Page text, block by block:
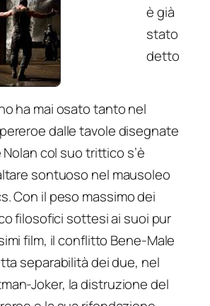
è già
stato
detto
ha mai osato tanto nel
dalle tavole disegnate
col suo trittico s’è
sontuoso nel mausoleo
Con il peso massimo dei
filosofici sottesi ai suoi pur
film, il conflitto Bene-Male
separabilità dei due, nel
Joker, la distruzione del